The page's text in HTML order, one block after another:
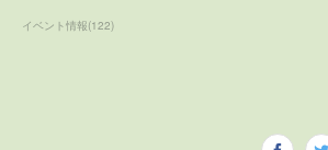
イベント情報(122)